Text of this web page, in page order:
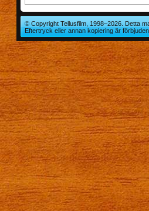
© Copyright Tellusfilm, 1998–2026. Detta
Eftertryck eller annan kopiering är